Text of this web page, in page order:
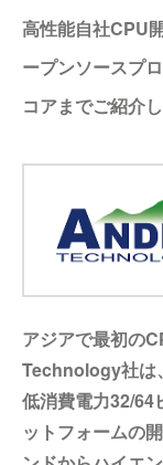
高性能自社CPU
ープンソースプ
コアまでご紹介し
アジアで最初の
Technology社は
低消費電力32/64
ットフォームの